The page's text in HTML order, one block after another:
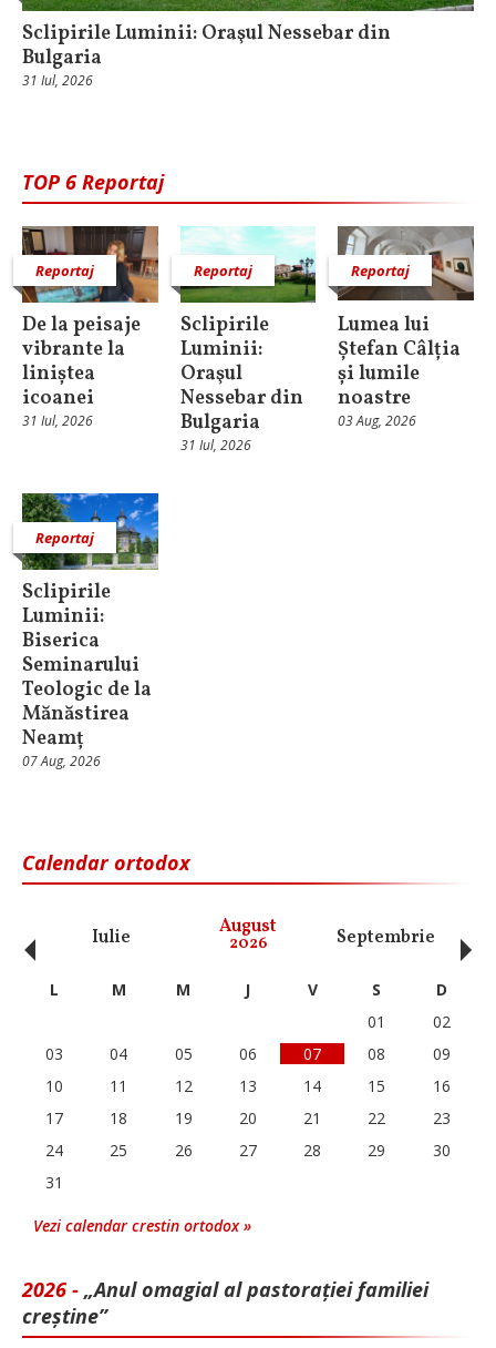
Sclipirile Luminii: Oraşul Nessebar din
Bulgaria
31 Iul, 2026
TOP 6 Reportaj
Reportaj
De la peisaje
vibrante la
liniștea
icoanei
31 Iul, 2026
Reportaj
Sclipirile
Luminii:
Oraşul
Nessebar din
Bulgaria
31 Iul, 2026
Reportaj
Lumea lui
Ștefan Câlția
și lumile
noastre
03 Aug, 2026
Reportaj
Sclipirile
Luminii:
Biserica
Seminarului
Teologic de la
Mănăstirea
Neamț
07 Aug, 2026
Calendar ortodox
Iulie August
2026 Septembrie
‹ L M M J V S
D
01
02
03
04 05 06 07 08
09
10
11 12 13 14 15
16
17
18 19 20 21 22
23
24
25 26 27 28 29
30
31
Vezi calendar crestin ortodox »
2026 - „Anul omagial al pastorației familiei
creștine”